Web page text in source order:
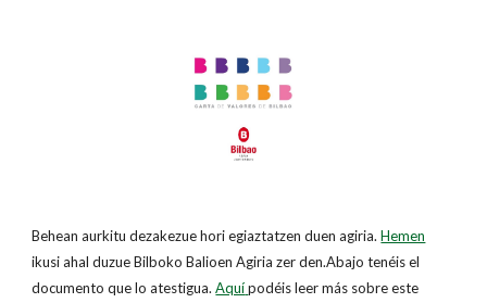
Behean aurkitu dezakezue hori egiaztatzen duen agiria. Hemen
ikusi ahal duzue Bilboko Balioen Agiria zer den.Abajo tenéis el
documento que lo atestigua. Aquí podéis leer más sobre este